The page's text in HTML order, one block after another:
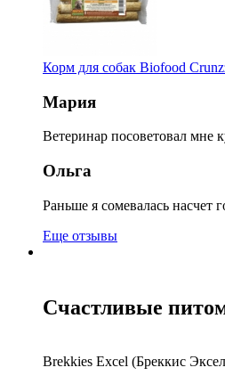
Корм для собак Biofood
Мария
Ветеринар посоветовал мне
Ольга
Раньше я сомевалась насчет
Еще отзывы
Счастливые
Brekkies Excel (Бреккис